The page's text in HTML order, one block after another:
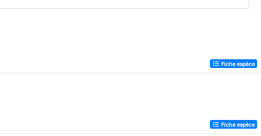
Fiche espèce
Fiche espèce